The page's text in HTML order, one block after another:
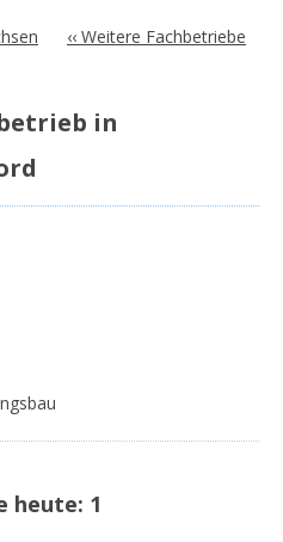
‹‹ Weitere Fachbetriebe
in
heute: 1